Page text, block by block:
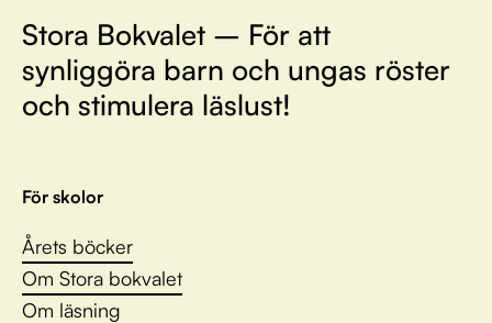
Stora Bokvalet – För att
synliggöra barn och ungas röster
och stimulera läslust!
För skolor
Årets böcker
Om Stora bokvalet
Om läsning